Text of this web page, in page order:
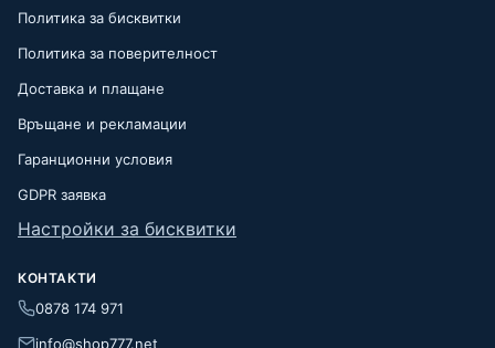
Политика за бисквитки
Политика за поверителност
Доставка и плащане
Връщане и рекламации
Гаранционни условия
GDPR заявка
Настройки за бисквитки
КОНТАКТИ
0878 174 971
info@shop777.net